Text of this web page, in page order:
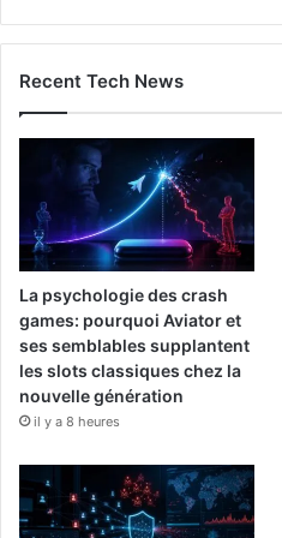
Recent Tech News
La psychologie des crash
games: pourquoi Aviator et
ses semblables supplantent
les slots classiques chez la
nouvelle génération
il y a 8 heures